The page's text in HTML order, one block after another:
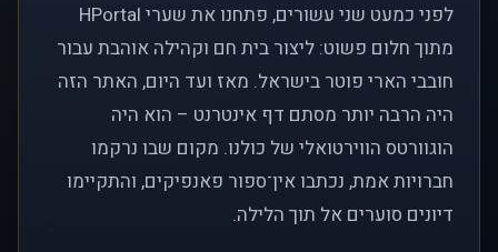
לפני כמעט שני עשורים, פתחנו את שערי HPortal
מתוך חלום פשוט: ליצור בית חם וקהילה אוהבת עבור
חובבי הארי פוטר בישראל. מאז ועד היום, האתר הזה
היה הרבה יותר מסתם דף אינטרנט – הוא היה
הוגוורטס הווירטואלי של כולנו. מקום שבו נרקמו
חברויות אמת, נכתבו אין־ספור פאנפיקים, והתקיימו
דיונים סוערים אל תוך הלילה.